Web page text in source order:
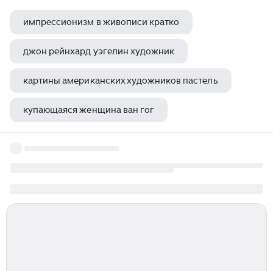
импрессионизм в живописи кратко
джон рейнхард уэгелин художник
картины американских художников пастель
купающаяся женщина ван гог